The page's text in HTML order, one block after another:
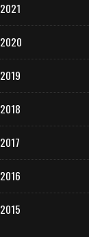
2021
2020
2019
2018
2017
2016
2015